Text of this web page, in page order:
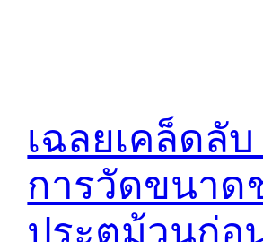
เฉลยเคล็ดลั
การวัดขนาด